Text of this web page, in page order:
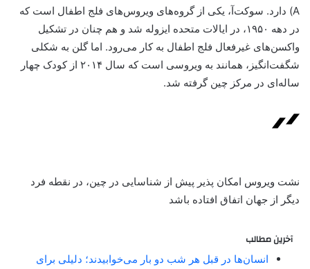
A) دارد. سوکت‌آ، یکی از گروه‌های ویروس‌های فلج اطفال است که
در دهه ۱۹۵۰، در ایالات متحده ایزوله شد و هم چنان در تشکیل
واکسن‌های غیرفعال فلج اطفال به کار می‌رود. اما گلن به شکلی
شگفت‌انگیز، همانند به ویروسی است که سال ۲۰۱۴ از کودک چهار
ساله‌ای در مرکز چین گرفته شد.
نشت ویروس امکان پذیر پیش از شناسایی در چین، در نقطه فرد
دیگر از جهان اتفاق افتاده باشد
آخرین مطالب
انسان‌ها در قبل هر شب دو بار می‌خوابیدند؛ دلیلی برای